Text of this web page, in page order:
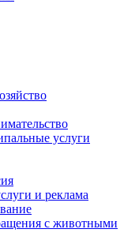
услуги
и реклама
с животными